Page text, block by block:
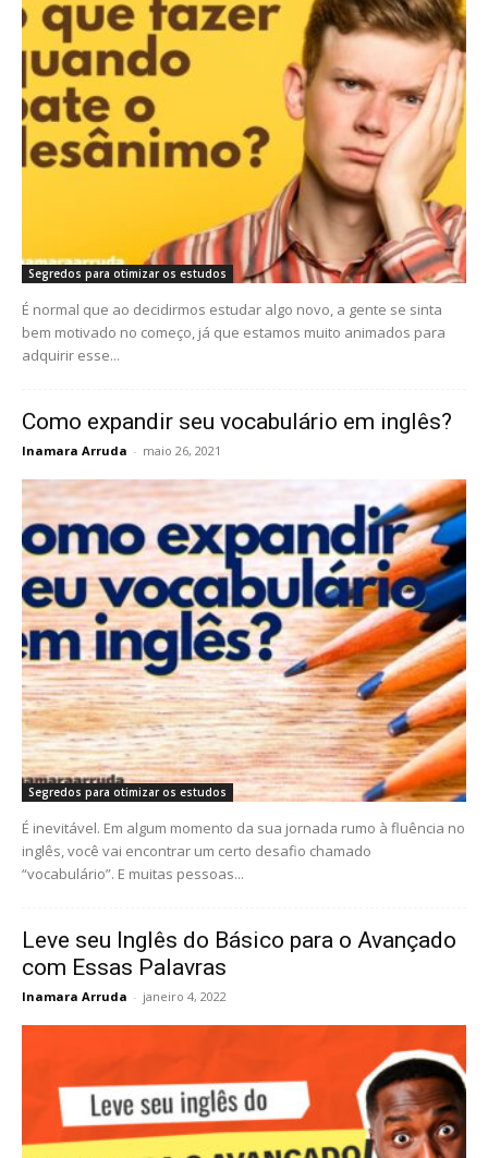
Segredos para otimizar os estudos
É normal que ao decidirmos estudar algo novo, a gente se sinta
bem motivado no começo, já que estamos muito animados para
adquirir esse...
Como expandir seu vocabulário em inglês?
Inamara Arruda - maio 26, 2021
Segredos para otimizar os estudos
É inevitável. Em algum momento da sua jornada rumo à fluência no
inglês, você vai encontrar um certo desafio chamado
“vocabulário”. E muitas pessoas...
Leve seu Inglês do Básico para o Avançado
com Essas Palavras
Inamara Arruda - janeiro 4, 2022